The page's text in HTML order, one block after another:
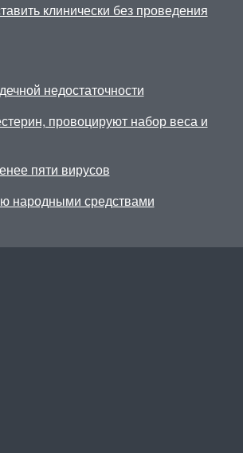
клинически без проведения
недостаточности
провоцируют набор веса и
пяти вирусов
народными средствами